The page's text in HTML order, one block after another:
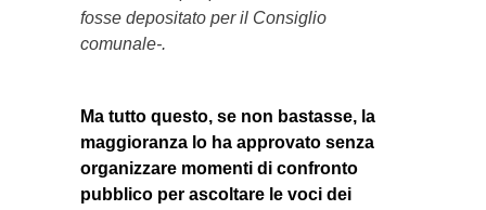
fosse depositato per il Consiglio
comunale-.
Ma tutto questo, se non bastasse, la
maggioranza lo ha approvato senza
organizzare momenti di confronto
pubblico per ascoltare le voci dei